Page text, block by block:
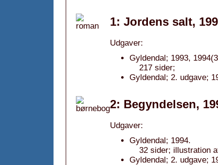
1: Jordens salt,
Udgaver:
Gyldendal; 1993,
217 sider;
Gyldendal; 2. udgave;
2: Begyndelsen,
Udgaver:
Gyldendal; 1994.
32 sider; illustration
Gyldendal; 2. udgave;